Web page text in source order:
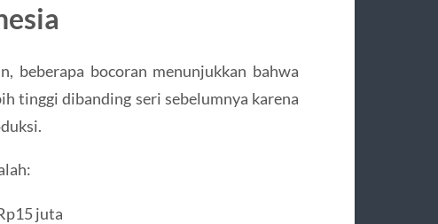
beberapa bocoran menunjukkan bahwa
tinggi dibanding seri sebelumnya karena
juta